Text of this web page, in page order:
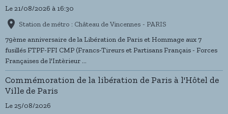
Le 21/08/2026 à 16:30
Station de métro : Château de Vincennes - PARIS
79ème anniversaire de la Libération de Paris et Hommage aux 7
fusillés FTPF-FFI CMP (Francs-Tireurs et Partisans Français - Forces
Françaises de l'Intèrieur ...
Commémoration de la libération de Paris à l'Hôtel de
Ville de Paris
Le 25/08/2026